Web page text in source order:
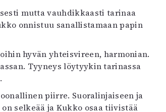
mutta vauhdikkaasti tarinaa
onnistuu sanallistamaan papin
hyvän yhteisvireen, harmonian.
Tyyneys löytyykin tarinassa
piirre. Suoralinjaiseen ja
selkeää ja Kukko osaa tiivistää